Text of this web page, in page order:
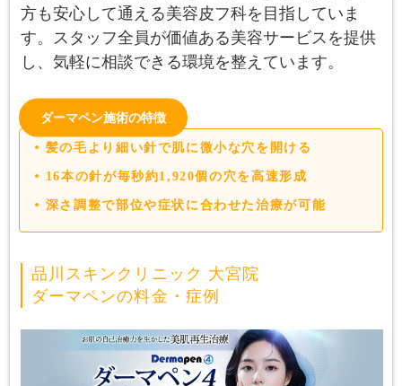
方も安心して通える美容皮フ科を目指していま
す。スタッフ全員が価値ある美容サービスを提供
し、気軽に相談できる環境を整えています。
ダーマペン施術の特徴
髪の毛より細い針で肌に微小な穴を開ける
16本の針が毎秒約1,920個の穴を高速形成
深さ調整で部位や症状に合わせた治療が可能
品川スキンクリニック 大宮院
ダーマペンの料金・症例